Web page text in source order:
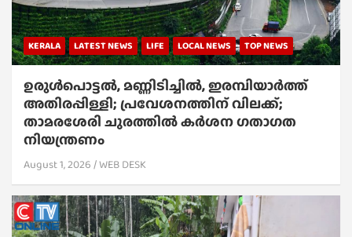
KERALA LATEST NEWS LIFE LOCAL NEWS TOP NEWS
ഉരുൾപൊട്ടൽ, മണ്ണിടിച്ചിൽ, ഇരമ്പിയാര്‍ത്ത്
അതിരപ്പിള്ളി; പ്രവേശനത്തിന് വിലക്ക്;
താമരശേരി ചുരത്തില്‍ കര്‍ശന ഗതാഗത
നിയന്ത്രണം
August 1, 2026 WEB DESK